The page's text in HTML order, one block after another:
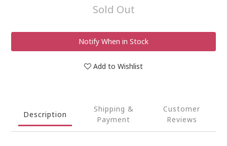
Sold Out
Notify When in Stock
Add to Wishlist
Description
Shipping &
Payment
Customer
Reviews